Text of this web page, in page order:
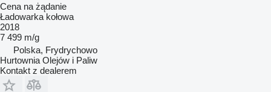
Cena na żądanie
Ładowarka kołowa
2018
7 499 m/g
Polska, Frydrychowo
Hurtownia Olejów i Paliw
Kontakt z dealerem